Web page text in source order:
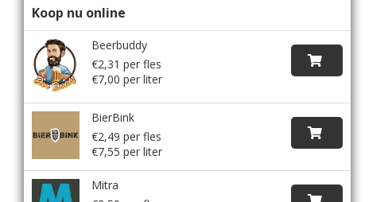
Koop nu online
Beerbuddy
€2,31 per fles
€7,00 per liter
BierBink
€2,49 per fles
€7,55 per liter
Mitra